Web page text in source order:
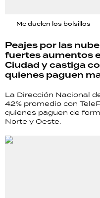
Me duelen los bolsillos
Peajes por las
fuertes aumentos
Ciudad y castiga
quienes paguen
La Dirección Nacional
42% promedio con
quienes paguen de
Norte y Oeste.